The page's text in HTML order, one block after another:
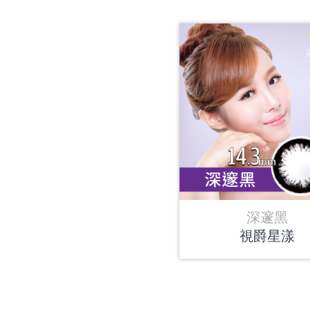
深邃黑
視爵星漾